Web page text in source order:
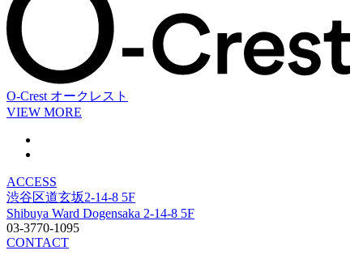
O-Crest オークレスト
VIEW MORE
ACCESS
渋谷区道玄坂2-14-8 5F
Shibuya Ward Dogensaka 2-14-8 5F
03-3770-1095
CONTACT